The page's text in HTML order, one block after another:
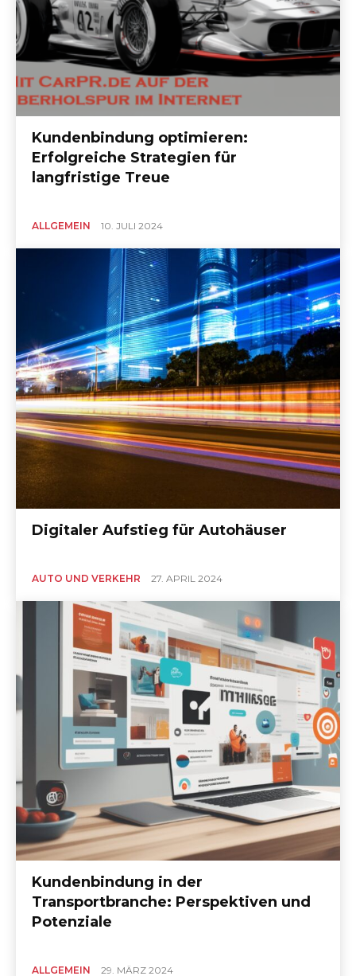
Kundenbindung optimieren:
Erfolgreiche Strategien für
langfristige Treue
ALLGEMEIN 10. JULI 2024
Digitaler Aufstieg für Autohäuser
AUTO UND VERKEHR 27. APRIL 2024
Kundenbindung in der
Transportbranche: Perspektiven und
Potenziale
ALLGEMEIN 29. MÄRZ 2024